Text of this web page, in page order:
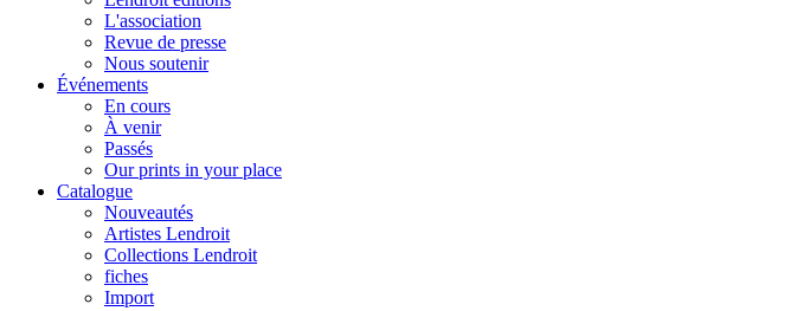
L'association
Revue de presse
Nous soutenir
Événements
En cours
À venir
Passés
Our prints in your place
Catalogue
Nouveautés
Artistes Lendroit
Collections Lendroit
fiches
Import